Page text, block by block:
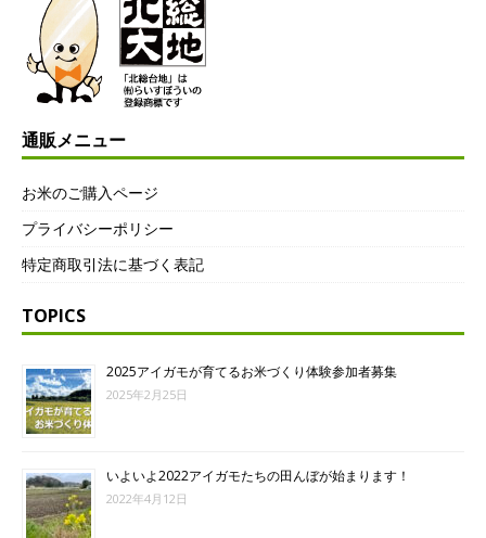
通販メニュー
お米のご購入ページ
プライバシーポリシー
特定商取引法に基づく表記
TOPICS
2025アイガモが育てるお米づくり体験参加者募集
2025年2月25日
いよいよ2022アイガモたちの田んぼが始まります！
2022年4月12日